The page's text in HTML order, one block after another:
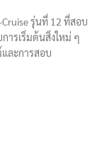
รุ่นที่ 12 ที่สอบ
ารเริ่มต้นสิ่งใหม่ ๆ
ละการสอบ